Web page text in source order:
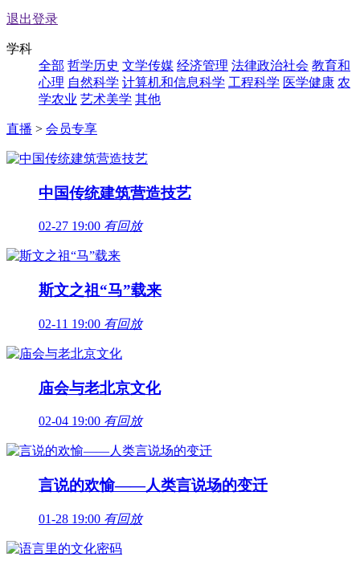
退出登录
学科
全部 哲学历史 文学传媒 经济管理 法律政治社会 教育和
心理 自然科学 计算机和信息科学 工程科学 医学健康 农
学农业 艺术美学 其他
直播 > 会员专享
中国传统建筑营造技艺
02-27 19:00 有回放
斯文之祖“马”载来
02-11 19:00 有回放
庙会与老北京文化
02-04 19:00 有回放
言说的欢愉——人类言说场的变迁
01-28 19:00 有回放